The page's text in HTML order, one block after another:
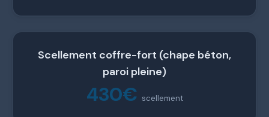
Scellement coffre-fort (chape béton,
paroi pleine)
430€ scellement